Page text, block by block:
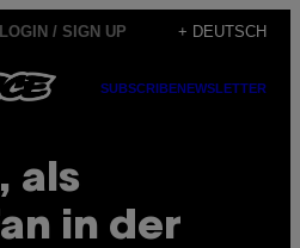
LOGIN / SIGN UP + DEUTSCH
SUBSCRIBENEWSLETTER
als
in der